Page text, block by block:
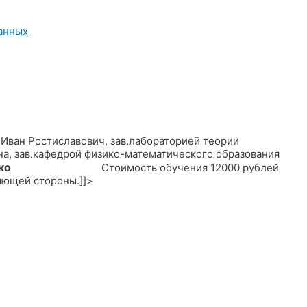
Ростиславович, зав.лабораторией теории
физико-математического образования
Ященко
Стоимость обучения 12000 рублей
стороны.]]>